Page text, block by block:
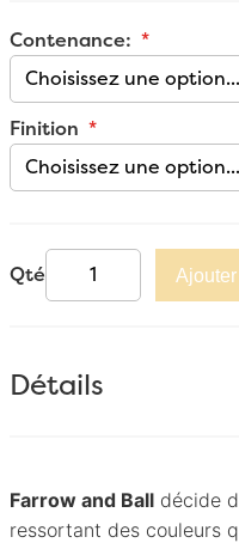
Contenance:
Finition
Qté
Détails
Farrow and Ball décide
ressortant des couleurs